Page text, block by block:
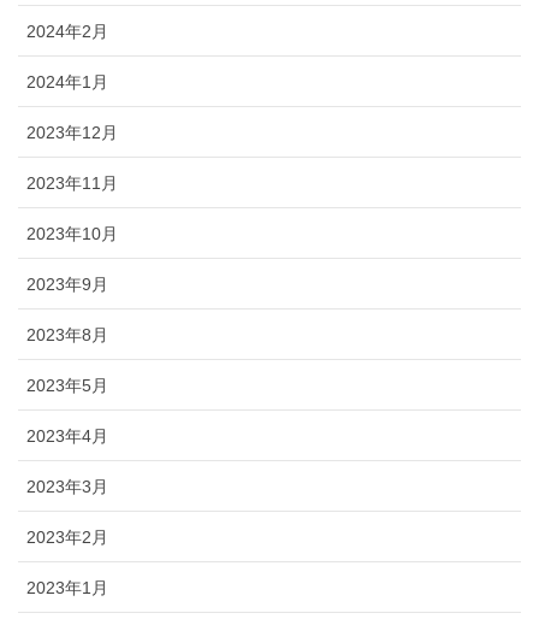
2024年2月
2024年1月
2023年12月
2023年11月
2023年10月
2023年9月
2023年8月
2023年5月
2023年4月
2023年3月
2023年2月
2023年1月